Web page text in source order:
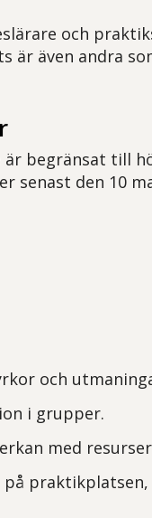
och
är även andra
begränsat till
senast den 10
och
i grupper.
med
praktikplatsen,